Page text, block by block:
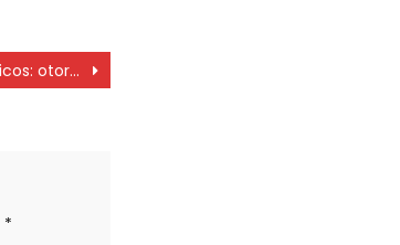
Caja de Médicos: otorgaron nueve mil subsidios a profesionales afectados por el Covid
*